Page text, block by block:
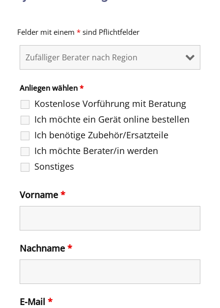
Felder mit einem * sind Pflichtfelder
Anliegen wählen *
Kostenlose Vorführung mit Beratung
Ich möchte ein Gerät online bestellen
Ich benötige Zubehör/Ersatzteile
Ich möchte Berater/in werden
Sonstiges
Vorname *
Nachname *
E-Mail *